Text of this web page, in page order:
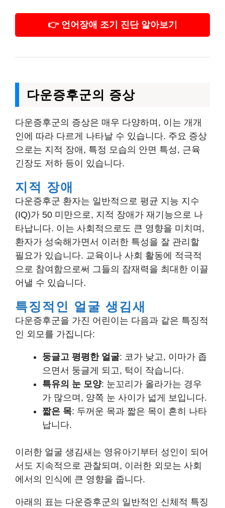
👉 언어장애 조기 진단 알아보기
다운증후군의 증상
다운증후군의 증상은 매우 다양하며, 이는 개개
인에 따라 다르게 나타날 수 있습니다. 주요 증상
으로는 지적 장애, 특정 모습의 안면 특성, 근육
긴장도 저하 등이 있습니다.
지적 장애
다운증후군 환자는 일반적으로 평균 지능 지수
(IQ)가 50 미만으로, 지적 장애가 재기능으로 나
타납니다. 이는 사회적으로도 큰 영향을 미치며,
환자가 성숙해가면서 이러한 특성을 잘 관리할
필요가 있습니다. 교육이나 사회 활동에 적극적
으로 참여함으로써 그들의 잠재력을 최대한 이끌
어낼 수 있습니다.
특징적인 얼굴 생김새
다운증후군을 가진 어린이는 다음과 같은 특징적
인 외모를 가집니다:
둥글고 평평한 얼굴: 코가 낮고, 이마가 좁
으면서 둥글게 되고, 턱이 작습니다.
특유의 눈 모양: 눈꼬리가 올라가는 경우
가 많으며, 양쪽 눈 사이가 넓게 보입니다.
짧은 목: 두꺼운 목과 짧은 목이 흔히 나타
납니다.
이러한 얼굴 생김새는 영유아기부터 성인이 되어
서도 지속적으로 관찰되며, 이러한 외모는 사회
에서의 인식에 큰 영향을 줍니다.
아래의 표는 다운증후군의 일반적인 신체적 특징